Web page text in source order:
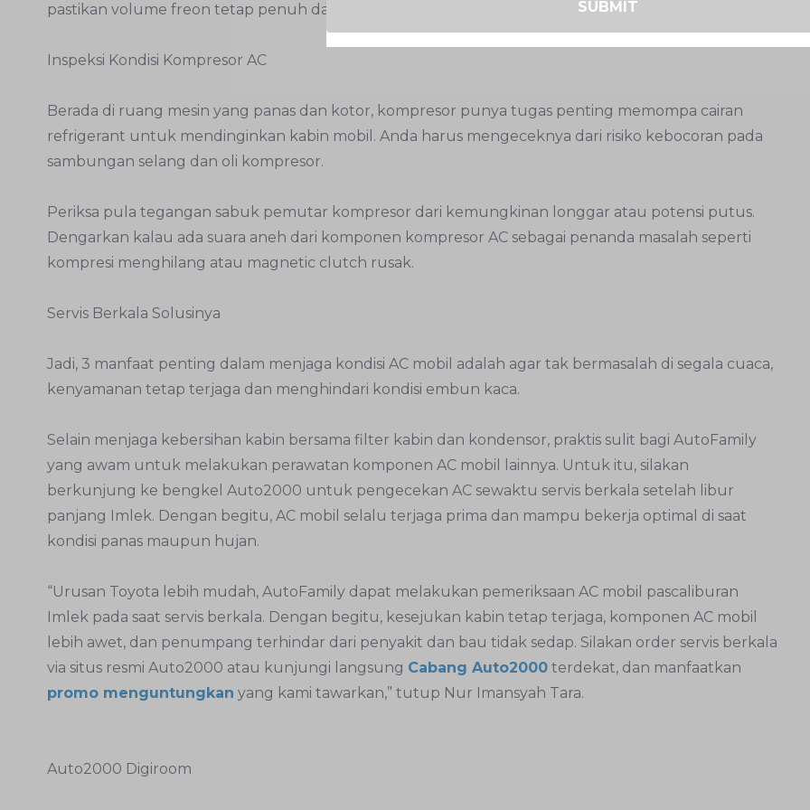
pastikan volume freon tetap penuh dan tidak ada kebocoran di sistem.
Inspeksi Kondisi Kompresor AC
Berada di ruang mesin yang panas dan kotor, kompresor punya tugas penting memompa cairan
refrigerant untuk mendinginkan kabin mobil. Anda harus mengeceknya dari risiko kebocoran pada
sambungan selang dan oli kompresor.
Periksa pula tegangan sabuk pemutar kompresor dari kemungkinan longgar atau potensi putus.
Dengarkan kalau ada suara aneh dari komponen kompresor AC sebagai penanda masalah seperti
kompresi menghilang atau magnetic clutch rusak.
Servis Berkala Solusinya
Jadi, 3 manfaat penting dalam menjaga kondisi AC mobil adalah agar tak bermasalah di segala cuaca,
kenyamanan tetap terjaga dan menghindari kondisi embun kaca.
Selain menjaga kebersihan kabin bersama filter kabin dan kondensor, praktis sulit bagi AutoFamily
yang awam untuk melakukan perawatan komponen AC mobil lainnya. Untuk itu, silakan
berkunjung ke bengkel Auto2000 untuk pengecekan AC sewaktu servis berkala setelah libur
panjang Imlek. Dengan begitu, AC mobil selalu terjaga prima dan mampu bekerja optimal di saat
kondisi panas maupun hujan.
“Urusan Toyota lebih mudah, AutoFamily dapat melakukan pemeriksaan AC mobil pascaliburan
Imlek pada saat servis berkala. Dengan begitu, kesejukan kabin tetap terjaga, komponen AC mobil
lebih awet, dan penumpang terhindar dari penyakit dan bau tidak sedap. Silakan order servis berkala
via situs resmi Auto2000 atau kunjungi langsung Cabang Auto2000 terdekat, dan manfaatkan
promo menguntungkan yang kami tawarkan,” tutup Nur Imansyah Tara.
Auto2000 Digiroom
SUBMIT